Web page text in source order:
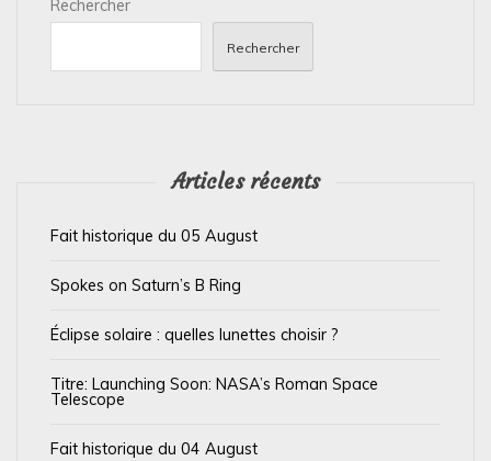
Rechercher
Rechercher
Articles récents
Fait historique du 05 August
Spokes on Saturn’s B Ring
Éclipse solaire : quelles lunettes choisir ?
Titre: Launching Soon: NASA’s Roman Space
Telescope
Fait historique du 04 August